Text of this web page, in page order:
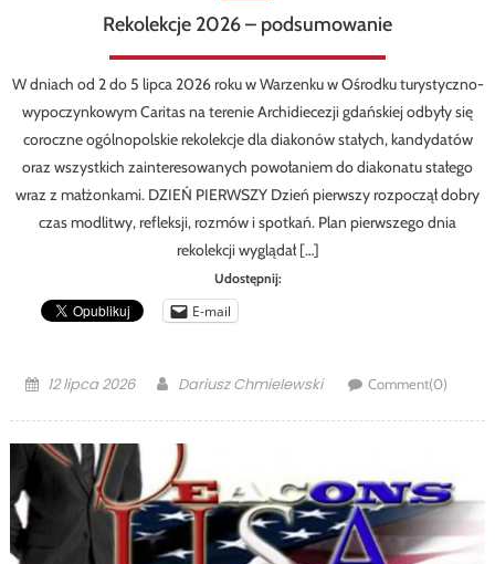
Rekolekcje 2026 – podsumowanie
W dniach od 2 do 5 lipca 2026 roku w Warzenku w Ośrodku turystyczno-
wypoczynkowym Caritas na terenie Archidiecezji gdańskiej odbyły się
coroczne ogólnopolskie rekolekcje dla diakonów stałych, kandydatów
oraz wszystkich zainteresowanych powołaniem do diakonatu stałego
wraz z małżonkami. DZIEŃ PIERWSZY Dzień pierwszy rozpoczął dobry
czas modlitwy, refleksji, rozmów i spotkań. Plan pierwszego dnia
rekolekcji wyglądał […]
Udostępnij:
E-mail
Posted
12 lipca 2026 Author
Dariusz Chmielewski Comment(0)